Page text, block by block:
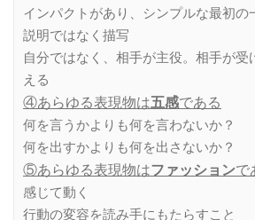
インパクトがあり、シンプルな最初の
説明ではなく描写
自分ではなく、相手が主役。相手が受
える
④あらゆる表現物は五感である
何を言うかよりも何を言わないか？
何を出すかよりも何を出さないか？
⑤あらゆる表現物はファッションで
感じて動く
行動の変容を読み手にもたらすこと